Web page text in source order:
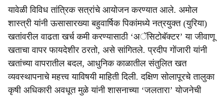
यावेळी विविध तांत्रिक सत्रांचे आयोजन करण्यात आले. अमोल
शास्त्री यांनी ऊसासारख्या बहुवार्षिक पिकांमध्ये नत्रयुक्त (युरिया)
खतांवरील वाढता खर्च कमी करण्यासाठी ‘अॅसिटोबॅक्टर’ या जीवाणू
खताचा वापर फायदेशीर ठरतो, असे सांगितले. प्रदीप गोंजारी यांनी
खतांच्या वापरातील बदल, आधुनिक काळातील संतुलित खत
व्यवस्थापनाचे महत्त्व याविषयी माहिती दिली. दक्षिण सोलापूरचे तालुका
कृषी अधिकारी अवधूत मुळे यांनी शासनाच्या ‘जलतारा’ योजनेची